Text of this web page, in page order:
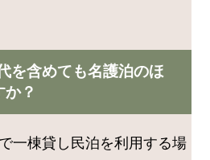
を含めても名護泊のほ
か？
一棟貸し民泊を利用する場